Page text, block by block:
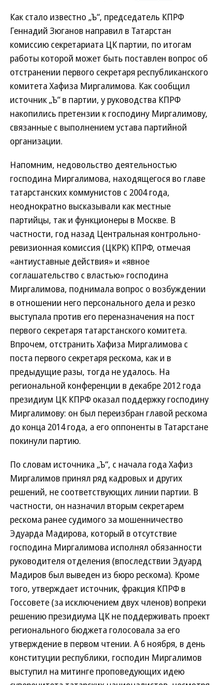
Как стало известно „Ъ“, председатель КПРФ
Геннадий Зюганов направил в Татарстан
комиссию секретариата ЦК партии, по итогам
работы которой может быть поставлен вопрос об
отстранении первого секретаря республиканского
комитета Хафиза Миргалимова. Как сообщил
источник „Ъ“ в партии, у руководства КПРФ
накопились претензии к господину Миргалимову,
связанные с выполнением устава партийной
организации.
Напомним, недовольство деятельностью
господина Миргалимова, находящегося во главе
татарстанских коммунистов с 2004 года,
неоднократно высказывали как местные
партийцы, так и функционеры в Москве. В
частности, год назад Центральная контрольно-
ревизионная комиссия (ЦКРК) КПРФ, отмечая
«антиуставные действия» и «явное
соглашательство с властью» господина
Миргалимова, поднимала вопрос о возбуждении
в отношении него персонального дела и резко
выступала против его переназначения на пост
первого секретаря татарстанского комитета.
Впрочем, отстранить Хафиза Миргалимова с
поста первого секретаря рескома, как и в
предыдущие разы, тогда не удалось. На
региональной конференции в декабре 2012 года
президиум ЦК КПРФ оказал поддержку господину
Миргалимову: он был переизбран главой рескома
до конца 2014 года, а его оппоненты в Татарстане
покинули партию.
По словам источника „Ъ“, с начала года Хафиз
Миргалимов принял ряд кадровых и других
решений, не соответствующих линии партии. В
частности, он назначил вторым секретарем
рескома ранее судимого за мошенничество
Эдуарда Мадирова, который в отсутствие
господина Миргалимова исполнял обязанности
руководителя отделения (впоследствии Эдуард
Мадиров был выведен из бюро рескома). Кроме
того, утверждает источник, фракция КПРФ в
Госсовете (за исключением двух членов) вопреки
решению президиума ЦК не поддерживать проект
регионального бюджета голосовала за его
утверждение в первом чтении. А 6 ноября, в день
конституции республики, господин Миргалимов
выступил на митинге проповедующих идею